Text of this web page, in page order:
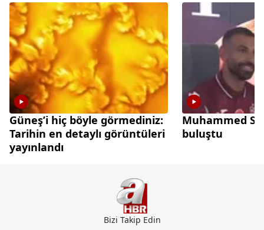
Güneş’i hiç böyle görmediniz:
Tarihin en detaylı görüntüleri
yayınlandı
Muhammed
buluştu
Bizi Takip Edin